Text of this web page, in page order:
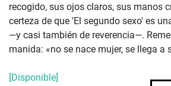
recogido, sus ojos claros, sus manos
certeza de que 'El segundo sexo' es
—y casi también de reverencia—.
manida: «no se nace mujer, se llega a
[Disponible]